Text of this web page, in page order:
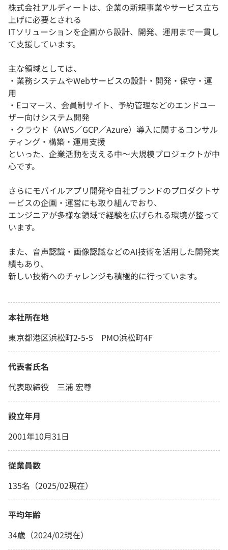
株式会社アルディートは、企業の新規事業やサービス立ち
上げに必要とされる
ITソリューションを企画から設計、開発、運用まで一貫し
て支援しています。
主な領域としては、
・業務システムやWebサービスの設計・開発・保守・運
用
・Eコマース、会員制サイト、予約管理などのエンドユー
ザー向けシステム開発
・クラウド（AWS／GCP／Azure）導入に関するコンサル
ティング・構築・運用支援
といった、企業活動を支える中〜大規模プロジェクトが中
心です。
さらにモバイルアプリ開発や自社ブランドのプロダクトサ
ービスの企画・運営にも取り組んでおり、
エンジニアが多様な領域で経験を広げられる環境が整って
います。
また、音声認識・画像認識などのAI技術を活用した開発実
績もあり、
新しい技術へのチャレンジも積極的に行っています。
本社所在地
東京都港区浜松町2-5-5 PMO浜松町4F
代表者氏名
代表取締役 三浦 宏尊
設立年月
2001年10月31日
従業員数
135名（2025/02現在）
平均年齢
34歳（2024/02現在）